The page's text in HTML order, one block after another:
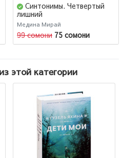
Синтонимы. Четвертый
лишний
Медина Мирай
99 сомони 75 сомони
этой категории